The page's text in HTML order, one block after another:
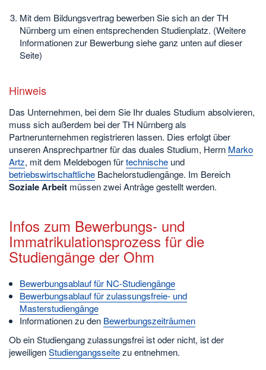
Mit dem Bildungsvertrag bewerben Sie sich an der TH
Nürnberg um einen entsprechenden Studienplatz. (Weitere
Informationen zur Bewerbung siehe ganz unten auf dieser
Seite)
Hinweis
Das Unternehmen, bei dem Sie Ihr duales Studium absolvieren,
muss sich außerdem bei der TH Nürnberg als
Partnerunternehmen registrieren lassen. Dies erfolgt über
unseren Ansprechpartner für das duales Studium, Herrn Marko
Artz, mit dem Meldebogen fürtechnische und
betriebswirtschaftliche Bachelorstudiengänge. Im Bereich
Soziale Arbeit müssen zwei Anträge gestellt werden.
Infos zum Bewerbungs- und
Immatrikulationsprozess für die
Studiengänge der Ohm
Bewerbungsablauf für NC-Studiengänge
Bewerbungsablauf für zulassungsfreie- und
Masterstudiengänge
Informationen zu den Bewerbungszeiträumen
Ob ein Studiengang zulassungsfrei ist oder nicht, ist der
jeweiligenStudiengangsseitezu entnehmen.